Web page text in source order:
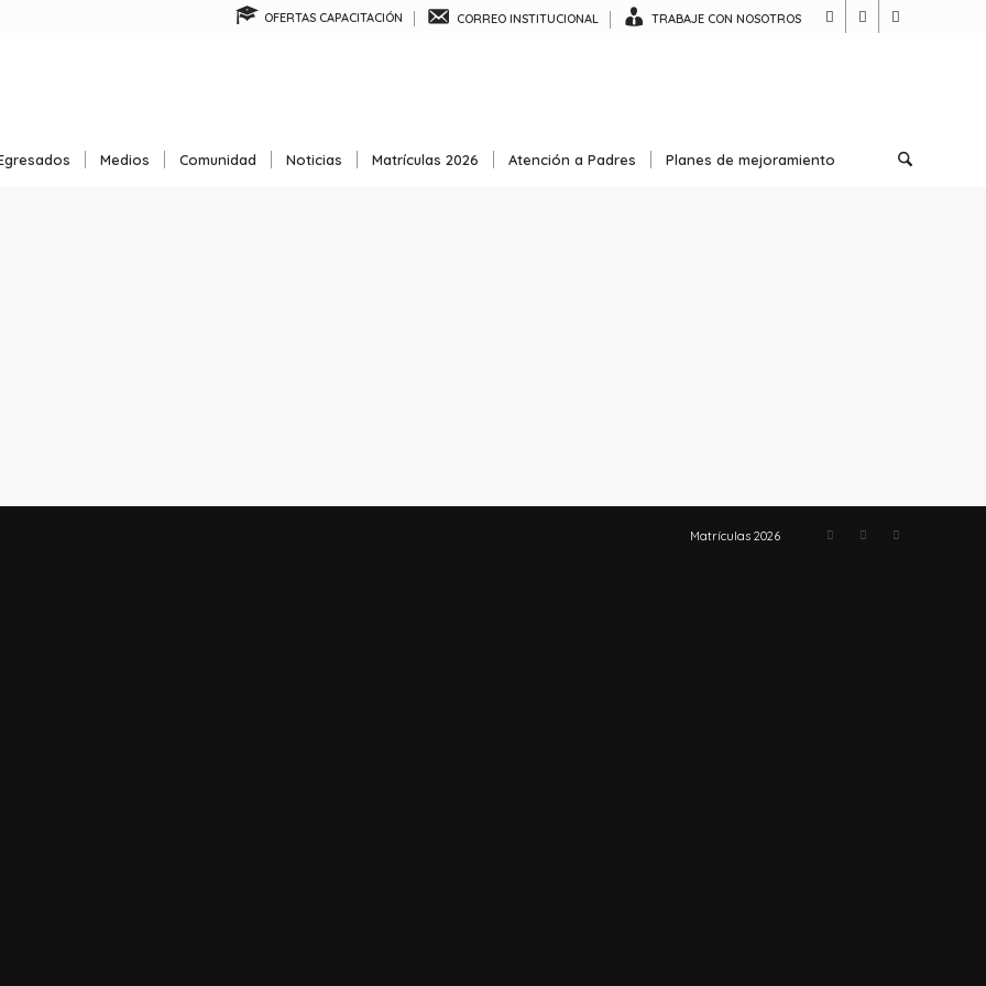
OFERTAS CAPACITACIÓN CORREO INSTITUCIONAL TRABAJE CON NOSOTROS
Medios Comunidad Noticias Matrículas 2026 Atención a Padres Planes de mejoramiento
Matrículas 2026